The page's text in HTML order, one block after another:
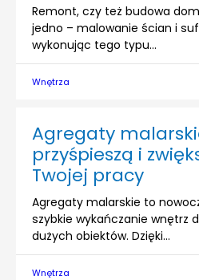
Remont, czy też budowa
jedno – malowanie ścian i
wykonując tego typu...
Wnętrza
Agregaty
przyśpieszą i
Twojej pracy
Agregaty malarskie to
szybkie wykańczanie wnętrz
dużych obiektów. Dzięki...
Wnętrza